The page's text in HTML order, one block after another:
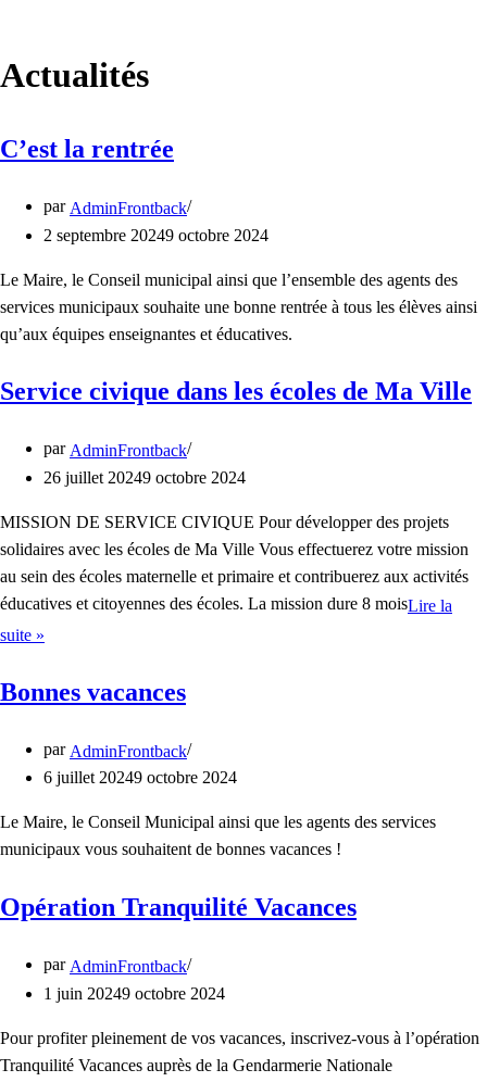
Actualités
C’est la rentrée
par AdminFrontback
2 septembre 20249 octobre 2024
Le Maire, le Conseil municipal ainsi que l’ensemble des agents des
services municipaux souhaite une bonne rentrée à tous les élèves ainsi
qu’aux équipes enseignantes et éducatives.
Service civique dans les écoles de Ma Ville
par AdminFrontback
26 juillet 20249 octobre 2024
MISSION DE SERVICE CIVIQUE Pour développer des projets
solidaires avec les écoles de Ma Ville Vous effectuerez votre mission
au sein des écoles maternelle et primaire et contribuerez aux activités
éducatives et citoyennes des écoles. La mission dure 8 moisLire la
suite »
Bonnes vacances
par AdminFrontback
6 juillet 20249 octobre 2024
Le Maire, le Conseil Municipal ainsi que les agents des services
municipaux vous souhaitent de bonnes vacances !
Opération Tranquilité Vacances
par AdminFrontback
1 juin 20249 octobre 2024
Pour profiter pleinement de vos vacances, inscrivez-vous à l’opération
Tranquilité Vacances auprès de la Gendarmerie Nationale